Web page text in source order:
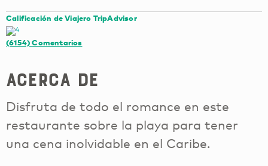
Calificación de Viajero TripAdvisor
(6154)Comentarios
Acerca de
Disfruta de todo el romance en este
restaurante sobre la playa para tener
una cena inolvidable en el Caribe.